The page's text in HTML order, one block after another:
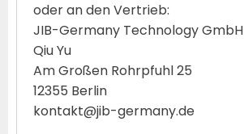
oder an den Vertrieb:
JIB-Germany Technology GmbH
Qiu Yu
Am Großen Rohrpfuhl 25
12355 Berlin
kontakt@jib-germany.de